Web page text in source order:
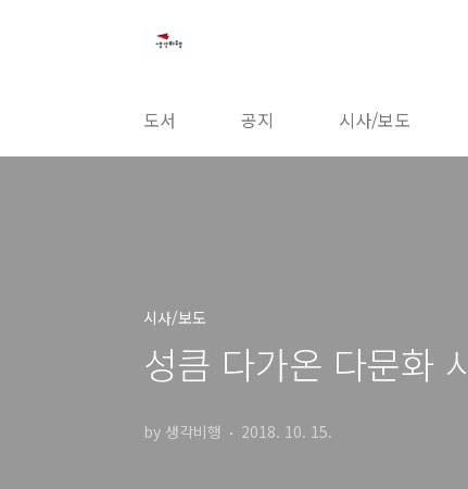
도서 공지 시사/보도
시사/보도
성큼 다가온 다문화
by 생각비행 2018. 10. 15.